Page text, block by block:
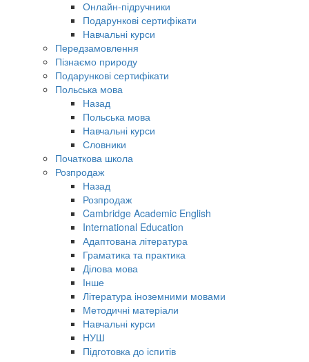
Онлайн-підручники
Подарункові сертифікати
Навчальні курси
Передзамовлення
Пізнаємо природу
Подарункові сертифікати
Польська мова
Назад
Польська мова
Навчальні курси
Словники
Початкова школа
Розпродаж
Назад
Розпродаж
Cambridge Academic English
International Education
Адаптована література
Граматика та практика
Ділова мова
Інше
Література іноземними мовами
Методичні матеріали
Навчальні курси
НУШ
Підготовка до іспитів